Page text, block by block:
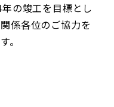
の竣工を目標とし
係各位のご協力を
。